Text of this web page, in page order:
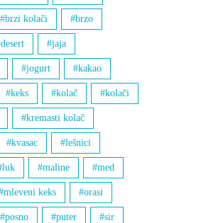
brzi kolači brzo
desert jaja
jogurt kakao
keks kolač kolači
kremasti kolač
kvasac lešnici
luk maline med
mleveni keks orasi
posno puter sir